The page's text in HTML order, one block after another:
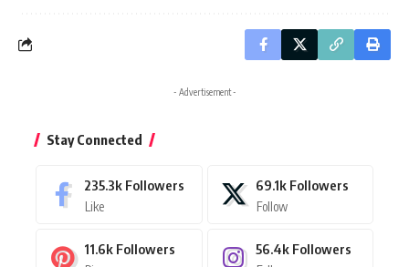
- Advertisement -
Stay Connected
235.3k Followers
Like
69.1k Followers
Follow
11.6k Followers 56.4k Followers